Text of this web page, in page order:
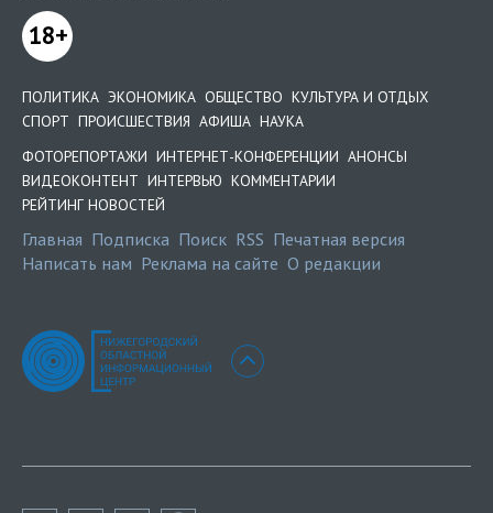
18+
ПОЛИТИКА ЭКОНОМИКА ОБЩЕСТВО КУЛЬТУРА И ОТДЫХ
СПОРТ ПРОИСШЕСТВИЯ АФИША НАУКА
ФОТОРЕПОРТАЖИ ИНТЕРНЕТ-КОНФЕРЕНЦИИ АНОНСЫ
ВИДЕОКОНТЕНТ ИНТЕРВЬЮ КОММЕНТАРИИ
РЕЙТИНГ НОВОСТЕЙ
Главная Подписка Поиск RSS Печатная версия
Написать нам Реклама на сайте О редакции